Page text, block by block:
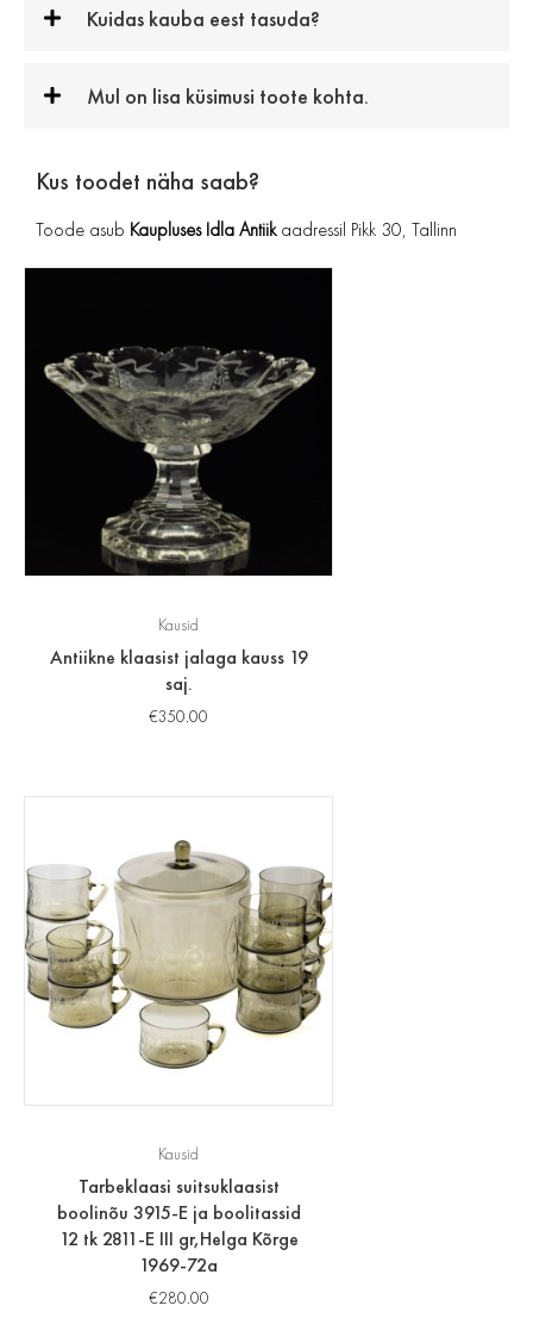
Kuidas kauba eest tasuda?
Mul on lisa küsimusi toote kohta.
Kus toodet näha saab?
Toode asub Kaupluses Idla Antiikaadressil Pikk 30, Tallinn
Kausid
Antiikne klaasist jalaga kauss 19
saj.
€350.00
Kausid
Tarbeklaasi suitsuklaasist
boolinõu 3915-E ja boolitassid
12 tk 2811-E III gr,Helga Kõrge
1969-72a
€280.00